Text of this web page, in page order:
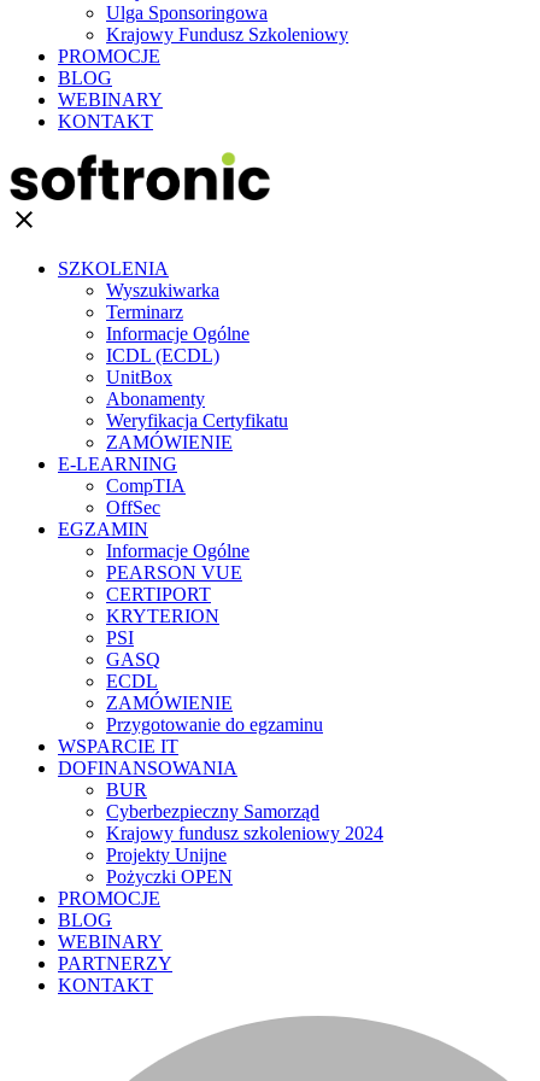
Ulga Sponsoringowa
Krajowy Fundusz Szkoleniowy
PROMOCJE
BLOG
WEBINARY
KONTAKT
clear
SZKOLENIA
Wyszukiwarka
Terminarz
Informacje Ogólne
ICDL (ECDL)
UnitBox
Abonamenty
Weryfikacja Certyfikatu
ZAMÓWIENIE
E-LEARNING
CompTIA
OffSec
EGZAMIN
Informacje Ogólne
PEARSON VUE
CERTIPORT
KRYTERION
PSI
GASQ
ECDL
ZAMÓWIENIE
Przygotowanie do egzaminu
WSPARCIE IT
DOFINANSOWANIA
BUR
Cyberbezpieczny Samorząd
Krajowy fundusz szkoleniowy 2024
Projekty Unijne
Pożyczki OPEN
PROMOCJE
BLOG
WEBINARY
PARTNERZY
KONTAKT